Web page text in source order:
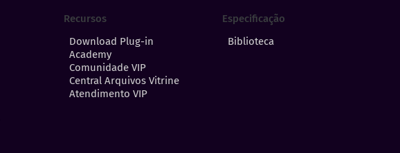
Recursos
Download Plug-in
Academy
Comunidade VIP
Central Arquivos Vitrine
Atendimento VIP
Especificação
Biblioteca